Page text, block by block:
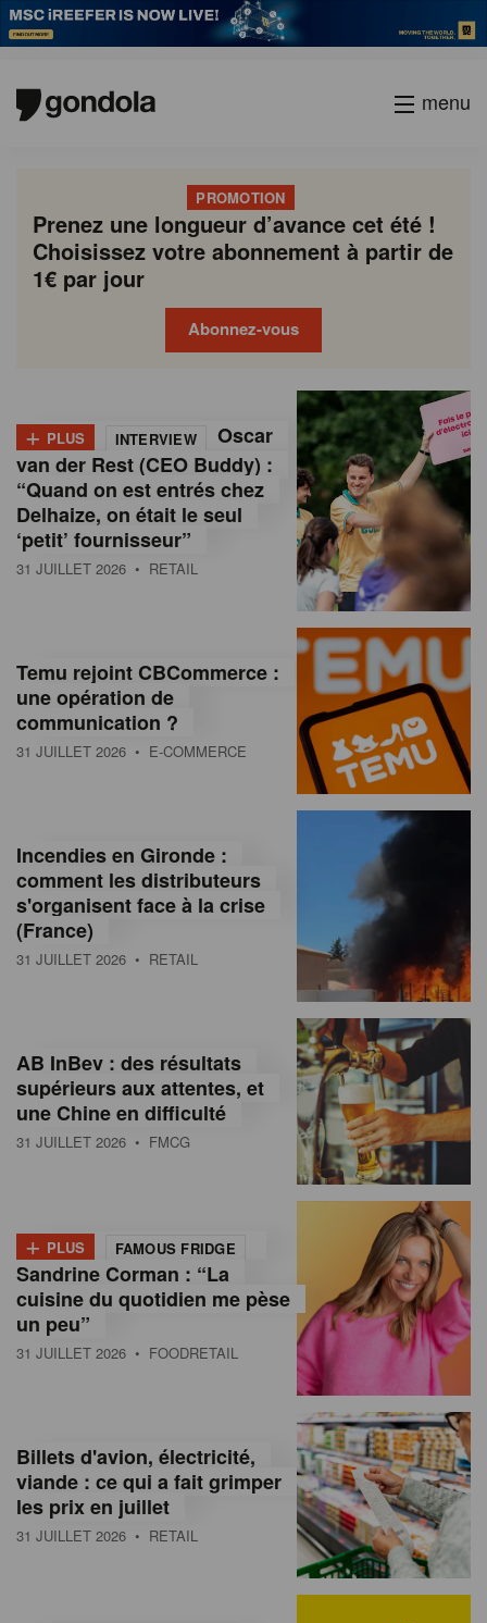
menu
PROMOTION
Prenez une longueur d’avance cet été !
Choisissez votre abonnement à partir de
1€ par jour
Abonnez-vous
o
n
d
o
M
a
g
n
e
n
o
m
a
s
s
u
+ PLUS INTERVIEW
Oscar
van der Rest (CEO Buddy) :
“Quand on est entrés chez
Delhaize, on était le seul
‘petit’ fournisseur”
31 JUILLET 2026 • RETAIL
Temu rejoint CBCommerce :
une opération de
communication ?
31 JUILLET 2026 • E-COMMERCE
Incendies en Gironde :
comment les distributeurs
s'organisent face à la crise
(France)
31 JUILLET 2026 • RETAIL
AB InBev : des résultats
supérieurs aux attentes, et
une Chine en difficulté
31 JUILLET 2026 • FMCG
+ PLUS FAMOUS FRIDGE
Sandrine Corman : “La
cuisine du quotidien me pèse
un peu”
31 JUILLET 2026 • FOODRETAIL
Billets d'avion, électricité,
viande : ce qui a fait grimper
les prix en juillet
31 JUILLET 2026 • RETAIL